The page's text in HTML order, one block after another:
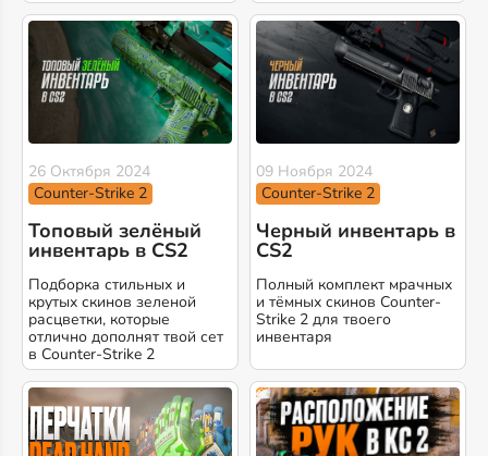
26 Октября 2024
Counter-Strike 2
Топовый зелёный
инвентарь в CS2
Подборка стильных и
крутых скинов зеленой
расцветки, которые
отлично дополнят твой сет
в Counter-Strike 2
09 Ноября 2024
Counter-Strike 2
Черный инвентарь в
CS2
Полный комплект мрачных
и тёмных скинов Counter-
Strike 2 для твоего
инвентаря